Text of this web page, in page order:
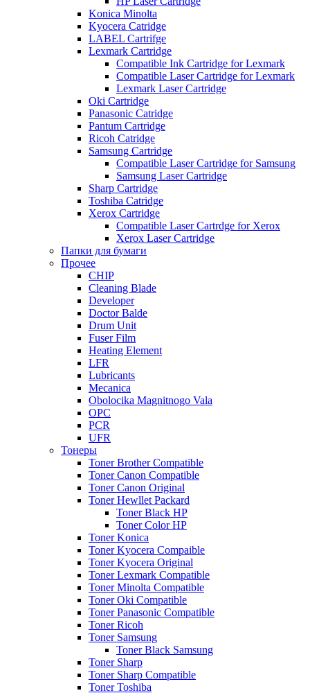
Konica Minolta
Kyocera Catridge
LABEL Cartrifge
Lexmark Cartridge
Compatible Ink Cartridge for Lexmark
Compatible Laser Cartridge for Lexmark
Lexmark Laser Cartridge
Oki Cartridge
Panasonic Catridge
Pantum Cartridge
Ricoh Catridge
Samsung Cartridge
Compatible Laser Cartridge for Samsung
Samsung Laser Cartridge
Sharp Cartridge
Toshiba Catridge
Xerox Cartridge
Compatible Laser Cartrdge for Xerox
Xerox Laser Cartridge
Папки для бумаги
Прочее
CHIP
Cleaning Blade
Developer
Doctor Balde
Drum Unit
Fuser Film
Heating Element
LFR
Lubricants
Mecanica
Obolocika Magnitnogo Vala
OPC
PCR
UFR
Тонеры
Toner Brother Compatible
Toner Canon Compatible
Toner Canon Original
Toner Hewllet Packard
Toner Black HP
Toner Color HP
Toner Konica
Toner Kyocera Compaible
Toner Kyocera Original
Toner Lexmark Compatible
Toner Minolta Compatible
Toner Oki Compatible
Toner Panasonic Compatible
Toner Ricoh
Toner Samsung
Toner Black Samsung
Toner Sharp
Toner Sharp Compatible
Toner Toshiba